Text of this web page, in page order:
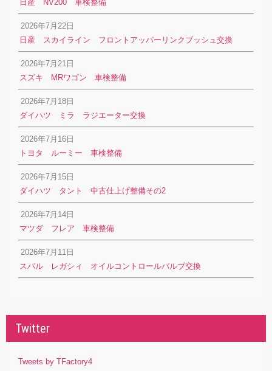
日産 NV200 車検整備
2026年7月22日
日産 スカイライン フロントアッパーリンクブッシュ交換
2026年7月21日
スズキ MRワゴン 車検整備
2026年7月18日
ダイハツ ミラ ラジエーター交換
2026年7月16日
トヨタ ルーミー 車検整備
2026年7月15日
ダイハツ タント 中古仕上げ整備その2
2026年7月14日
マツダ フレア 車検整備
2026年7月11日
スバル レガシィ オイルコントロールバルブ交換
Twitter
Tweets by TFactory4